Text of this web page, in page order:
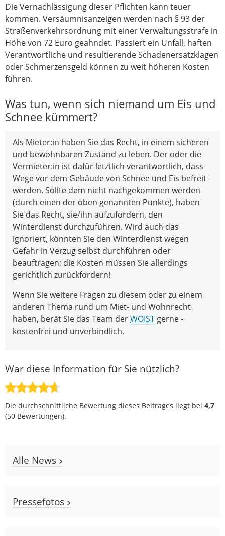
Die Vernachlässigung dieser Pflichten kann teuer
kommen. Versäumnisanzeigen werden nach § 93 der
Straßenverkehrsordnung mit einer Verwaltungsstrafe in
Höhe von 72 Euro geahndet. Passiert ein Unfall, haften
Verantwortliche und resultierende Schadenersatzklagen
oder Schmerzensgeld können zu weit höheren Kosten
führen.
Was tun, wenn sich niemand um Eis und
Schnee kümmert?
Als Mieter:in haben Sie das Recht, in einem sicheren
und bewohnbaren Zustand zu leben. Der oder die
Vermieter:in ist dafür letztlich verantwortlich, dass
Wege vor dem Gebäude von Schnee und Eis befreit
werden. Sollte dem nicht nachgekommen werden
(durch einen der oben genannten Punkte), haben
Sie das Recht, sie/ihn aufzufordern, den
Winterdienst durchzuführen. Wird auch das
ignoriert, könnten Sie den Winterdienst wegen
Gefahr in Verzug selbst durchführen oder
beauftragen; die Kosten müssen Sie allerdings
gerichtlich zurückfordern!
Wenn Sie weitere Fragen zu diesem oder zu einem
anderen Thema rund um Miet- und Wohnrecht
haben, berät Sie das Team derWOIST gerne -
kostenfrei und unverbindlich.
War diese Information für Sie nützlich?
Die durchschnittliche Bewertung dieses Beitrages liegt bei 4,7
(50 Bewertungen).
Alle News
Pressefotos